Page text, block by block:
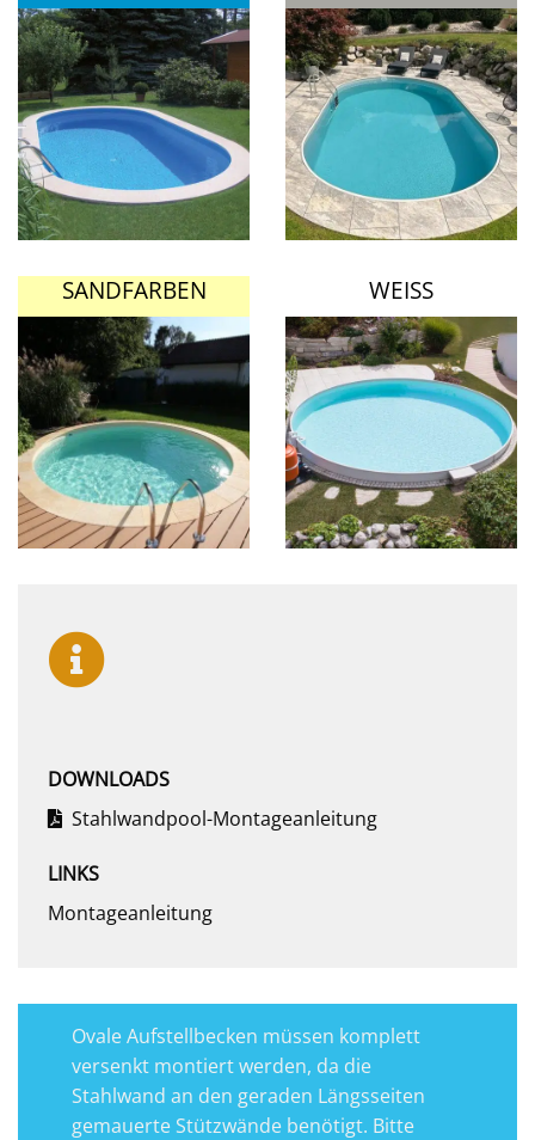
SANDFARBEN WEISS
DOWNLOADS
Stahlwandpool-Montageanleitung
LINKS
Montageanleitung
Ovale Aufstellbecken müssen komplett
versenkt montiert werden, da die
Stahlwand an den geraden Längsseiten
gemauerte Stützwände benötigt. Bitte